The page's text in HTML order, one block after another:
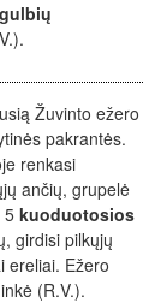
gulbių
Žuvinto ežero
pakrantės.
renkasi
ančių, grupelė
5 kuoduotosios
girdisi pilkųjų
ereliai. Ežero
(R.V.).